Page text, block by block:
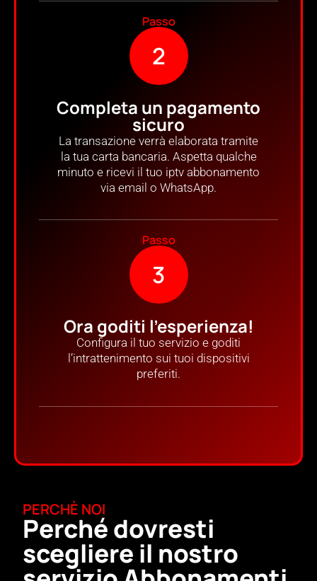
Passo
2
Completa un pagamento
sicuro
La transazione verrà elaborata tramite
la tua carta bancaria. Aspetta qualche
minuto e ricevi il tuo iptv abbonamento
via email o WhatsApp.
Passo
3
Ora goditi l'esperienza!
Configura il tuo servizio e goditi
l’intrattenimento sui tuoi dispositivi
preferiti.
PERCHÈ NOI
Perché dovresti
scegliere il nostro